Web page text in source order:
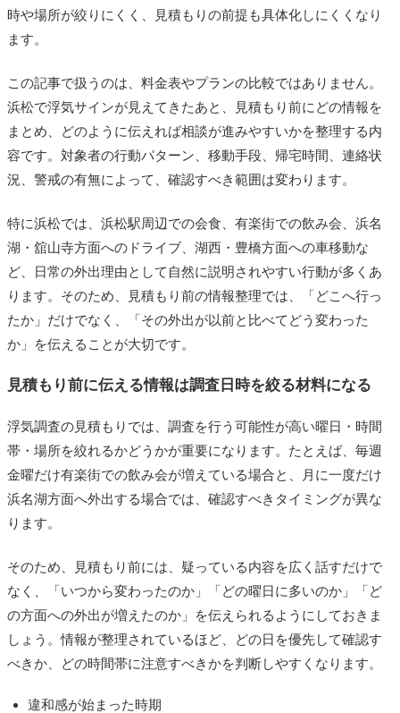
時や場所が絞りにくく、見積もりの前提も具体化しにくくなり
ます。
この記事で扱うのは、料金表やプランの比較ではありません。
浜松で浮気サインが見えてきたあと、見積もり前にどの情報を
まとめ、どのように伝えれば相談が進みやすいかを整理する内
容です。対象者の行動パターン、移動手段、帰宅時間、連絡状
況、警戒の有無によって、確認すべき範囲は変わります。
特に浜松では、浜松駅周辺での会食、有楽街での飲み会、浜名
湖・舘山寺方面へのドライブ、湖西・豊橋方面への車移動な
ど、日常の外出理由として自然に説明されやすい行動が多くあ
ります。そのため、見積もり前の情報整理では、「どこへ行っ
たか」だけでなく、「その外出が以前と比べてどう変わった
か」を伝えることが大切です。
見積もり前に伝える情報は調査日時を絞る材料になる
浮気調査の見積もりでは、調査を行う可能性が高い曜日・時間
帯・場所を絞れるかどうかが重要になります。たとえば、毎週
金曜だけ有楽街での飲み会が増えている場合と、月に一度だけ
浜名湖方面へ外出する場合では、確認すべきタイミングが異な
ります。
そのため、見積もり前には、疑っている内容を広く話すだけで
なく、「いつから変わったのか」「どの曜日に多いのか」「ど
の方面への外出が増えたのか」を伝えられるようにしておきま
しょう。情報が整理されているほど、どの日を優先して確認す
べきか、どの時間帯に注意すべきかを判断しやすくなります。
違和感が始まった時期